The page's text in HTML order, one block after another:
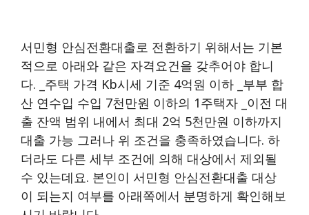
서민형 안심전환대출로 전환하기 위해서는 기본
적으로 아래와 같은 자격요건을 갖추어야 합니
다. _주택 가격 Kb시세 기준 4억원 이하 _부부 합
산 연수입 수입 7천만원 이하의 1주택자 _이전 대
출 잔액 범위 내에서 최대 2억 5천만원 이하까지
대출 가능 그러나 위 조건을 충족하였습니다. 하
더라도 다른 세부 조건에 의해 대상에서 제외될
수 있는데요. 본인이 서민형 안심전환대출 대상
이 되는지 여부를 아래쪽에서 분명하게 확인해보